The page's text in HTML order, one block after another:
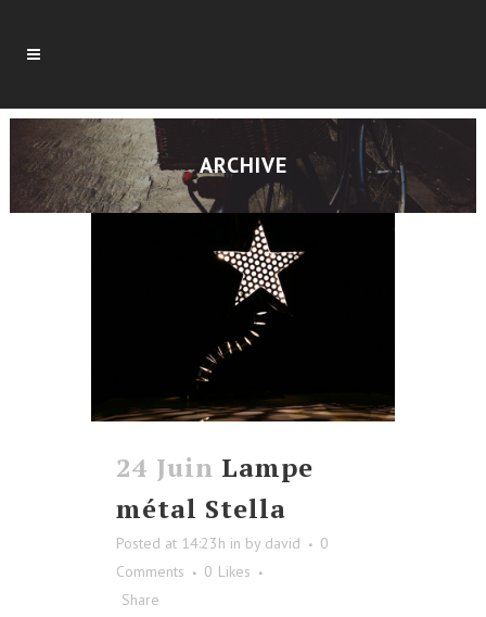
ARCHIVE
24 Juin Lampe
métal Stella
Posted at 14:23h in by david
0
Comments
0 Likes
Share